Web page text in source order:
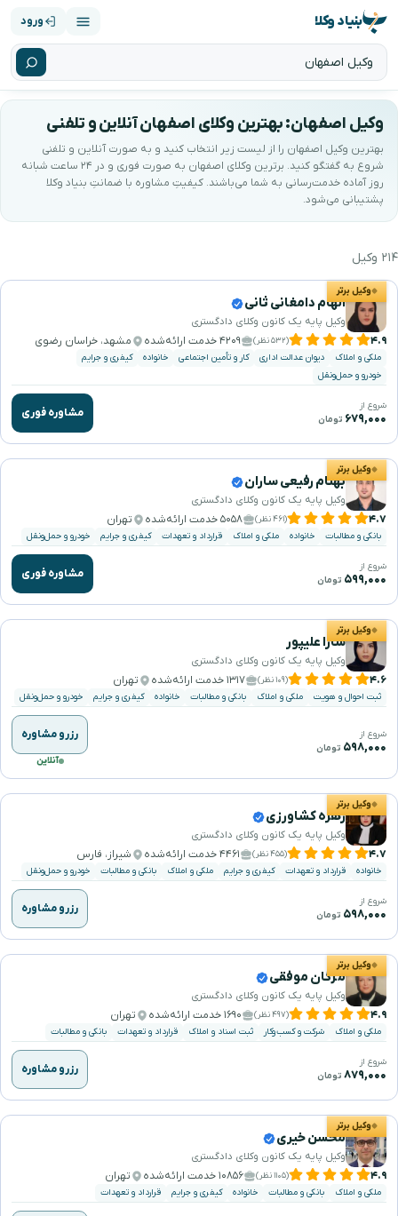
بنیاد وکلا ورود
وکیل اصفهان: بهترین وکلای اصفهان آنلاین و تلفنی
بهترین وکیل اصفهان را از لیست زیر انتخاب کنید و به صورت آنلاین و تلفنی
شروع به گفتگو کنید. برترین وکلای اصفهان به صورت فوری و در ۲۴ ساعت شبانه
روز آماده خدمت‌رسانی به شما می‌باشند. کیفیتِ مشاوره با ضمانتِ بنیاد وکلا
پشتیبانی می‌شود.
بهترین وکیل اصفهان را جستجو و انتخاب کنید
۲۱۴ وکیل
وکیل برتر
الهام دامغانی ثانی
وکیل پایه یک کانون وکلای دادگستری
۴.۹ (۵۳۲ نظر) ۴۲۰۹ خدمت ارائه‌شده مشهد، خراسان رضوی
ملکی و املاک دیوان عدالت اداری کار و تأمین اجتماعی خانواده
کیفری و جرایم
خودرو و حمل‌ونقل
شروع از
۶۷۹,۰۰۰ تومان مشاوره فوری
وکیل برتر
بهنام رفیعی ساران
وکیل پایه یک کانون وکلای دادگستری
۴.۷ (۴۶۱ نظر) ۵۰۵۸ خدمت ارائه‌شده تهران
بانکی و مطالبات خانواده ملکی و املاک قرارداد و تعهدات کیفری و جرایم خودرو و حمل‌ونقل
شروع از
۵۹۹,۰۰۰ تومان مشاوره فوری
وکیل برتر
سارا علیپور
وکیل پایه یک کانون وکلای دادگستری
۴.۶ (۱۰۹ نظر) ۱۳۱۷ خدمت ارائه‌شده تهران
ثبت احوال و هویت ملکی و املاک بانکی و مطالبات خانواده کیفری و جرایم خودرو و حمل‌ونقل
شروع از
۵۹۸,۰۰۰ تومان
رزرو مشاوره
آنلاین
وکیل برتر
زهره کشاورزی
وکیل پایه یک کانون وکلای دادگستری
۴.۷ (۴۵۵ نظر) ۴۴۶۱ خدمت ارائه‌شده شیراز، فارس
خانواده قرارداد و تعهدات کیفری و جرایم ملکی و املاک بانکی و مطالبات خودرو و حمل‌ونقل
شروع از
۵۹۸,۰۰۰ تومان رزرو مشاوره
وکیل برتر
مژگان موفقی
وکیل پایه یک کانون وکلای دادگستری
۴.۹ (۴۹۷ نظر) ۱۶۹۰ خدمت ارائه‌شده تهران
ملکی و املاک شرکت و کسب‌وکار ثبت اسناد و املاک قرارداد و تعهدات بانکی و مطالبات
شروع از
۸۷۹,۰۰۰ تومان رزرو مشاوره
وکیل برتر
محسن خیری
وکیل پایه یک کانون وکلای دادگستری
۴.۹ (۱۱۰۵ نظر) ۱۰۸۵۶ خدمت ارائه‌شده تهران
ملکی و املاک بانکی و مطالبات خانواده کیفری و جرایم قرارداد و تعهدات